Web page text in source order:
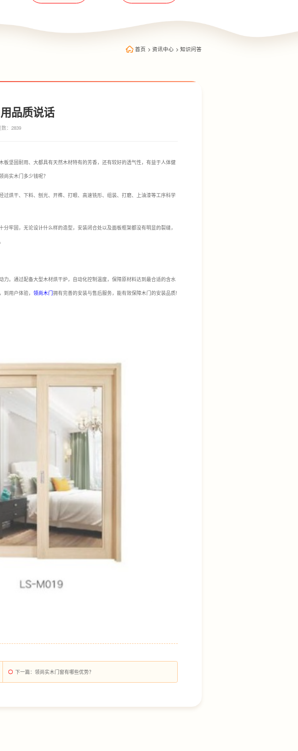
首页 > 资讯中心 > 知识问答
品质说话
：2839
坚固耐用、大都具有天然木材特有的芳香，还有较好的透气性，有益于人体健
尚实木门多少钱呢？
烘干、下料、刨光、开榫、打眼、高速铣形、组装、打磨、上油漆等工序科学
牢固，无论设计什么样的造型，安装闭合处以及面板框架都没有明显的裂缝，
。通过配备大型木材烘干炉，自动化控制温度，保障原材料达到最合适的含水
用户体验， 领尚木门拥有完善的安装与售后服务，能有效保障木门的安装品质!
下一篇：领尚实木门窗有哪些优势？